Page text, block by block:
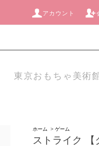
アカウント
東京おもちゃ美術
ホーム > ゲーム
ストライク 【